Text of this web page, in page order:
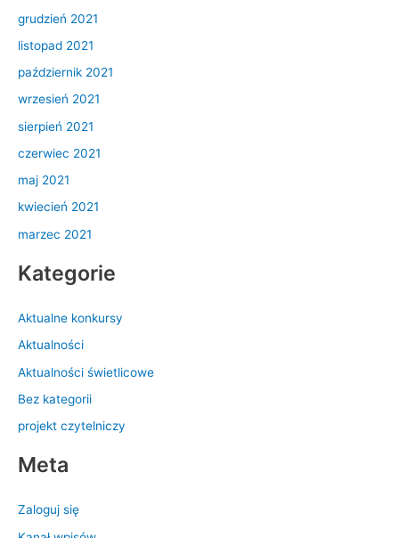
grudzień 2021
listopad 2021
październik 2021
wrzesień 2021
sierpień 2021
czerwiec 2021
maj 2021
kwiecień 2021
marzec 2021
Kategorie
Aktualne konkursy
Aktualności
Aktualności świetlicowe
Bez kategorii
projekt czytelniczy
Meta
Zaloguj się